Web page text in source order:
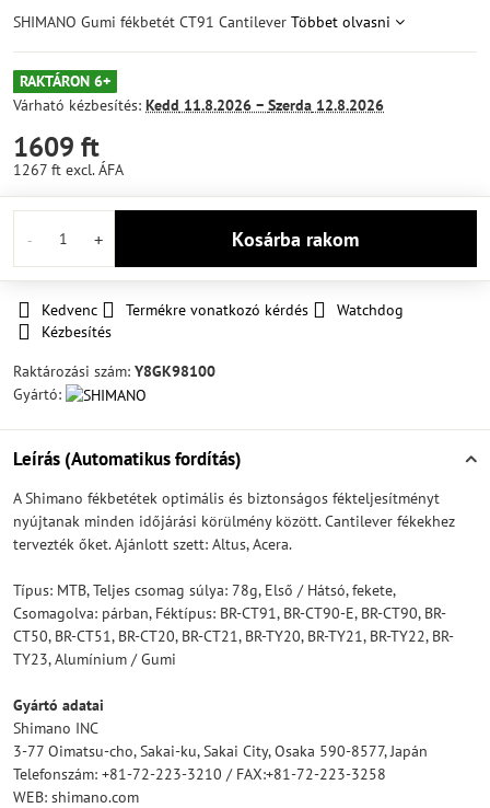
SHIMANO Gumi fékbetét CT91 Cantilever Többet olvasni
RAKTÁRON 6+
Várható kézbesítés: Kedd 11.8.2026 − Szerda 12.8.2026
1609 ft
1267 ft excl. ÁFA
Kosárba rakom
Kedvenc Termékre vonatkozó kérdés
Watchdog
Kézbesítés
Raktározási szám: Y8GK98100
Gyártó:
Leírás (Automatikus fordítás)
A Shimano fékbetétek optimális és biztonságos fékteljesítményt
nyújtanak minden időjárási körülmény között. Cantilever fékekhez
tervezték őket. Ajánlott szett: Altus, Acera.
Típus: MTB, Teljes csomag súlya: 78g, Első / Hátsó, fekete,
Csomagolva: párban, Féktípus: BR-CT91, BR-CT90-E, BR-CT90, BR-
CT50, BR-CT51, BR-CT20, BR-CT21, BR-TY20, BR-TY21, BR-TY22, BR-
TY23, Alumínium / Gumi
Gyártó adatai
Shimano INC
3-77 Oimatsu-cho, Sakai-ku, Sakai City, Osaka 590-8577, Japán
Telefonszám: +81-72-223-3210 / FAX:+81-72-223-3258
WEB: shimano.com